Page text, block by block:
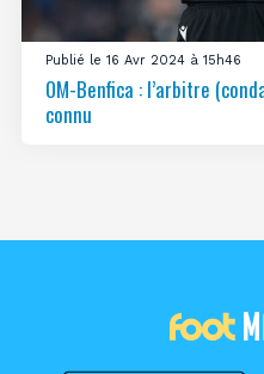
Publié le 16 Avr 2024 à 15h46
OM-Benfica : l’arbitre
connu